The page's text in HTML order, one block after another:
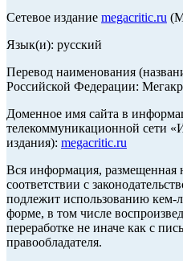
Сетевое издание megacritic.ru
Язык(и): русский
Перевод наименования
Российской Федерации:
Доменное имя сайта в
телекоммуникационной сети
издания): megacritic.ru
Вся информация, размещенная
соответствии с
подлежит использованию кем-
форме, в том числе
переработке не иначе как с
правообладателя.